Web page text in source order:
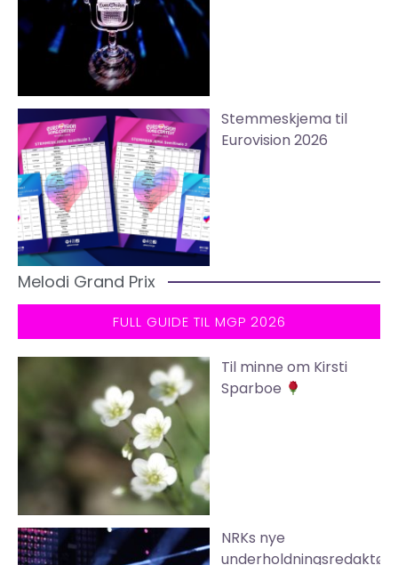
Stemmeskjema til
Eurovision 2026
Melodi Grand Prix
FULL GUIDE TIL MGP 2026
Til minne om Kirsti
Sparboe
NRKs nye
underholdningsredaktør